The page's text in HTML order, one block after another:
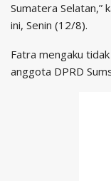
Sumatera Selatan,”
ini, Senin (12/8).
Fatra mengaku
anggota DPRD